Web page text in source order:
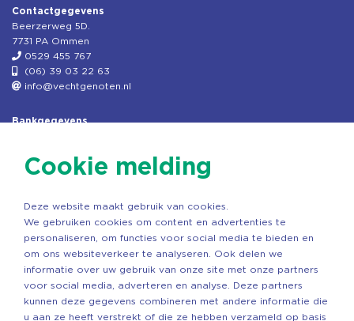
Contactgegevens
Beerzerweg 5D.
7731 PA Ommen
0529 455 767
(06) 39 03 22 63
info@vechtgenoten.nl
Bankgegevens
Rek.nr: NL85RABO0127579230
Copyright ©2026 Vechtgenoten
Cookie melding
Deze website maakt gebruik van cookies.
We gebruiken cookies om content en advertenties te
personaliseren, om functies voor social media te bieden en
om ons websiteverkeer te analyseren. Ook delen we
informatie over uw gebruik van onze site met onze partners
voor social media, adverteren en analyse. Deze partners
kunnen deze gegevens combineren met andere informatie die
u aan ze heeft verstrekt of die ze hebben verzameld op basis